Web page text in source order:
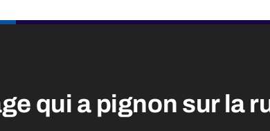
qui a pignon sur la